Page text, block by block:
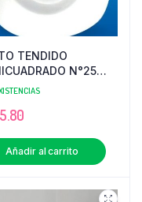
TENDIDO
N°25
X 12 UND
Añadir al carrito